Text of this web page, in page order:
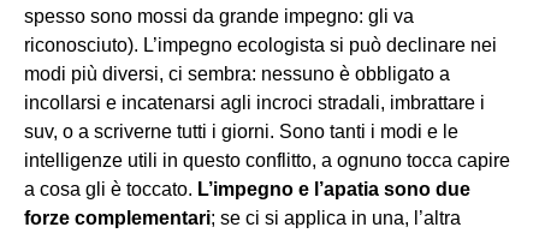
spesso sono mossi da grande impegno: gli va
riconosciuto). L’impegno ecologista si può declinare nei
modi più diversi, ci sembra: nessuno è obbligato a
incollarsi e incatenarsi agli incroci stradali, imbrattare i
suv, o a scriverne tutti i giorni. Sono tanti i modi e le
intelligenze utili in questo conflitto, a ognuno tocca capire
a cosa gli è toccato. L’impegno e l ’apatia sono due
forze complementari; se ci si applica in una, l’altra